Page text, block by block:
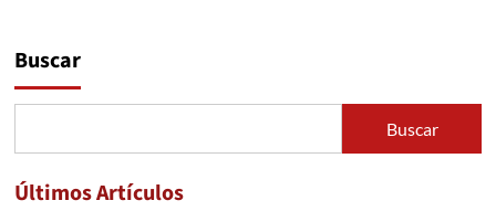
Buscar
Buscar
Últimos Artículos